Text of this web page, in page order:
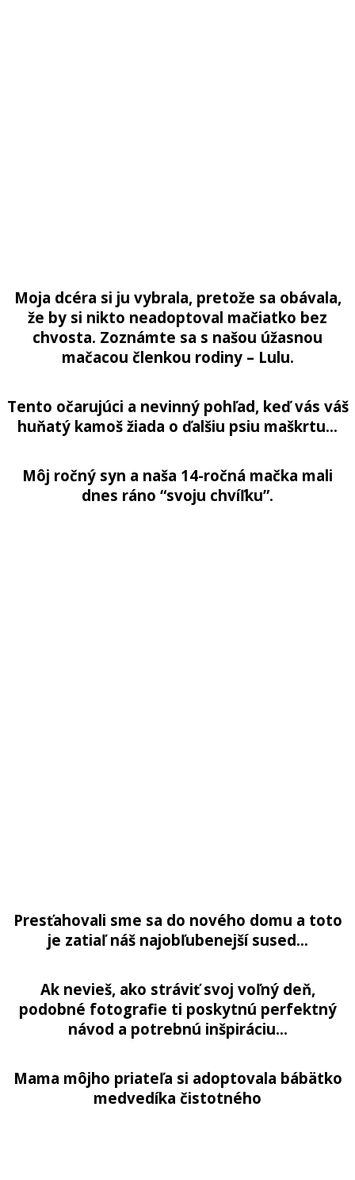
Moja dcéra si ju vybrala, pretože sa obávala,
že by si nikto neadoptoval mačiatko bez
chvosta. Zoznámte sa s našou úžasnou
mačacou členkou rodiny – Lulu.
Tento očarujúci a nevinný pohľad, keď vás váš
huňatý kamoš žiada o ďalšiu psiu maškrtu…
Môj ročný syn a naša 14-ročná mačka mali
dnes ráno “svoju chvíľku”.
Presťahovali sme sa do nového domu a toto
je zatiaľ náš najobľubenejší sused…
Ak nevieš, ako stráviť svoj voľný deň,
podobné fotografie ti poskytnú perfektný
návod a potrebnú inšpiráciu…
Mama môjho priateľa si adoptovala bábätko
medvedíka čistotného